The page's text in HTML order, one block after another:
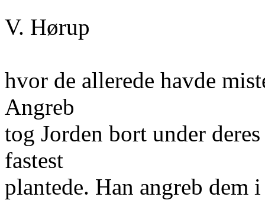
V. Hørup
hvor de allerede havde
Angreb
tog Jorden bort under
fastest
plantede. Han angreb dem